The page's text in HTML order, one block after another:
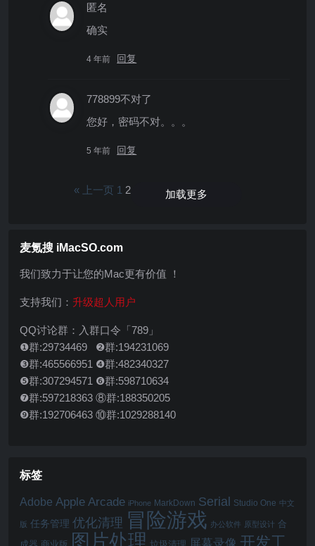
匿名
确实
4 年前 回复
778899不对了
您好，密码不对。。。
5 年前 回复
« 上一页 1 2 加载更多
麦氪搜 iMacSO.com
我们致力于让您的Mac更有价值 ！
支持我们： 升级超人用户
QQ讨论群：入群口令「789」
❶群:29734469 ❷群:194231069
❸群:465566951 ❹群:482340327
❺群:307294571 ❻群:598710634
❼群:597218363 ⑧群:188350205
❾群:192706463 ⑩群:1029288140
标签
Adobe Apple Arcade iPhone MarkDown Serial Studio One 中文
版 任务管理 优化清理 冒险游戏 办公软件 原型设计 合
图片处理 屏幕录像 开发工